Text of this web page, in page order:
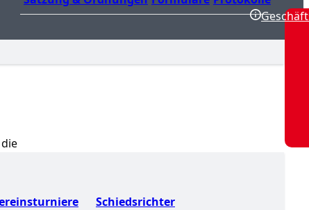
Schiedsrichter